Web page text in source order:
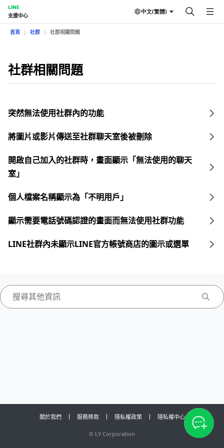
LINE
支援中心
中文(繁體)
首頁 社群 社群相關問題
社群相關問題
突然無法使用社群內的功能
將圖片或影片傳送至社群聊天室後被刪除
開啟自己加入的社群時，畫面顯示「無法使用的聊天
室」
個人檔案名稱顯示為「不明用戶」
顯示需要電話號碼認證的畫面而無法使用社群功能
LINE社群內未顯示LINE官方帳號商店的圖示或選單
關於我們 服務條款 隱私權政策 隱私權中心
© LY Corporation